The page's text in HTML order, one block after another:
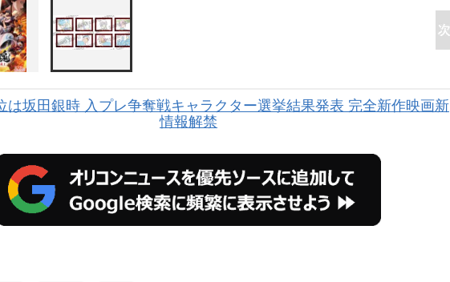
は坂田銀時 入プレ争奪戦キャラクター選挙結果発表 完全新作映画新
情報解禁